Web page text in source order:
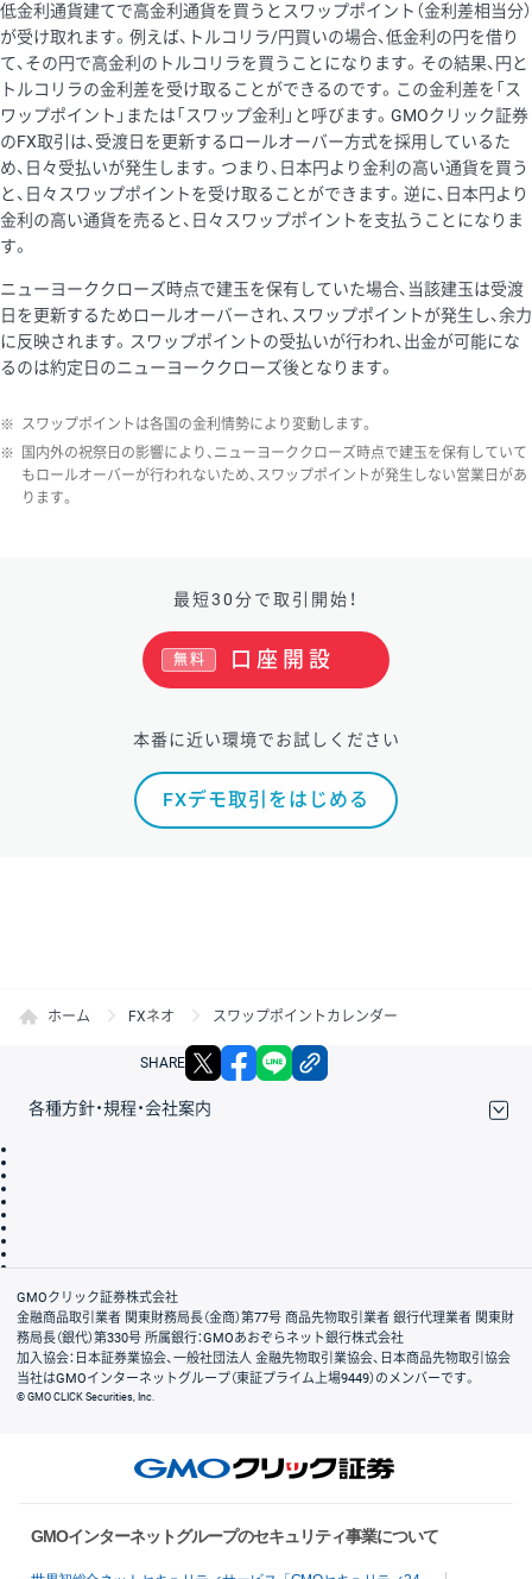
低金利通貨建てで高金利通貨を買うとスワップポイント（金利差相当分）
が受け取れます。例えば、トルコリラ/円買いの場合、低金利の円を借り
て、その円で高金利のトルコリラを買うことになります。その結果、円と
トルコリラの金利差を受け取ることができるのです。この金利差を「ス
ワップポイント」または「スワップ金利」と呼びます。GMOクリック証券
のFX取引は、受渡日を更新するロールオーバー方式を採用しているた
め、日々受払いが発生します。つまり、日本円より金利の高い通貨を買う
と、日々スワップポイントを受け取ることができます。逆に、日本円より
金利の高い通貨を売ると、日々スワップポイントを支払うことになりま
す。
ニューヨーククローズ時点で建玉を保有していた場合、当該建玉は受渡
日を更新するためロールオーバーされ、スワップポイントが発生し、余力
に反映されます。スワップポイントの受払いが行われ、出金が可能にな
るのは約定日のニューヨーククローズ後となります。
※ スワップポイントは各国の金利情勢により変動します。
※
国内外の祝祭日の影響により、ニューヨーククローズ時点で建玉を保有していて
もロールオーバーが行われないため、スワップポイントが発生しない営業日があ
ります。
最短30分で取引開始！
口座開設
無料
本番に近い環境でお試しください
FXデモ取引をはじめる
ホーム FXネオ スワップポイントカレンダー
SHARE X facebook
各種方針・規程・会社案内
会社案内
GMOクリック証券株式会社
金融商品取引業者 関東財務局長（金商）第77号 商品先物取引業者 銀行代理業者 関東財
務局長（銀代）第330号 所属銀行：GMOあおぞらネット銀行株式会社
加入協会：日本証券業協会、一般社団法人 金融先物取引業協会、日本商品先物取引協会
当社はGMOインターネットグループ（東証プライム上場9449）のメンバーです。
© GMO CLICK Securities, Inc.
GMOインターネットグループのセキュリティ事業について